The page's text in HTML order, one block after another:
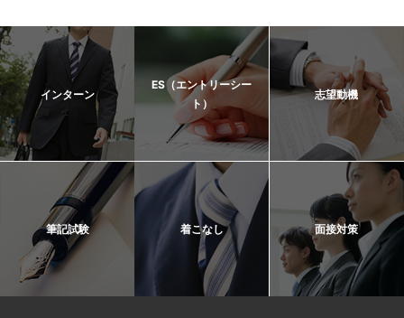
インターン
ES（エントリーシー
ト）
志望動機
筆記試験 着こなし 面接対策